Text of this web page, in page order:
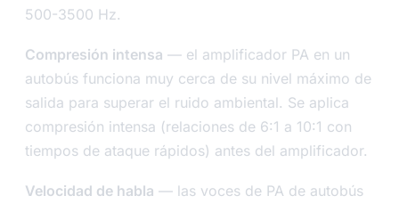
500-3500 Hz.
Compresión intensa — el amplificador PA en un
autobús funciona muy cerca de su nivel máximo de
salida para superar el ruido ambiental. Se aplica
compresión intensa (relaciones de 6:1 a 10:1 con
tiempos de ataque rápidos) antes del amplificador.
Velocidad de habla — las voces de PA de autobús